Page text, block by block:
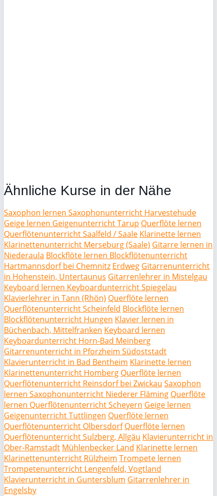
Ähnliche Kurse in der Nähe
Saxophon lernen Saxophonunterricht Harvestehude
Geige lernen Geigenunterricht Tarup Querflöte lernen
Querflötenunterricht Saalfeld / Saale Klarinette lernen
Klarinettenunterricht Merseburg (Saale) Gitarre lernen in
Niederaula Blockflöte lernen Blockflötenunterricht
Hartmannsdorf bei Chemnitz Erdweg Gitarrenunterricht
in Hohenstein, Untertaunus Gitarrenlehrer in Mistelgau
Keyboard lernen Keyboardunterricht Spiegelau
Klavierlehrer in Tann (Rhön) Querflöte lernen
Querflötenunterricht Scheinfeld Blockflöte lernen
Blockflötenunterricht Hungen Klavier lernen in
Büchenbach, Mittelfranken Keyboard lernen
Keyboardunterricht Horn-Bad Meinberg
Gitarrenunterricht in Pforzheim Südoststadt
Klavierunterricht in Bad Bentheim Klarinette lernen
Klarinettenunterricht Homberg Querflöte lernen
Querflötenunterricht Reinsdorf bei Zwickau Saxophon
lernen Saxophonunterricht Niederer Fläming Querflöte
lernen Querflötenunterricht Scheyern Geige lernen
Geigenunterricht Tuttlingen Querflöte lernen
Querflötenunterricht Olbersdorf Querflöte lernen
Querflötenunterricht Sulzberg, Allgäu Klavierunterricht in
Ober-Ramstadt Mühlenbecker Land Klarinette lernen
Klarinettenunterricht Rülzheim Trompete lernen
Trompetenunterricht Lengenfeld, Vogtland
Klavierunterricht in Guntersblum Gitarrenlehrer in
Engelsby